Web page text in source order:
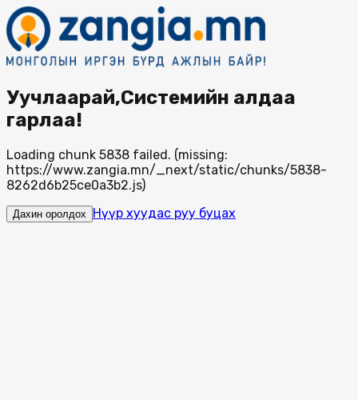
Уучлаарай,Системийн алдаа
гарлаа!
Loading chunk 5838 failed. (missing:
https://www.zangia.mn/_next/static/chunks/5838-
8262d6b25ce0a3b2.js)
Дахин оролдох Нүүр хуудас руу буцах